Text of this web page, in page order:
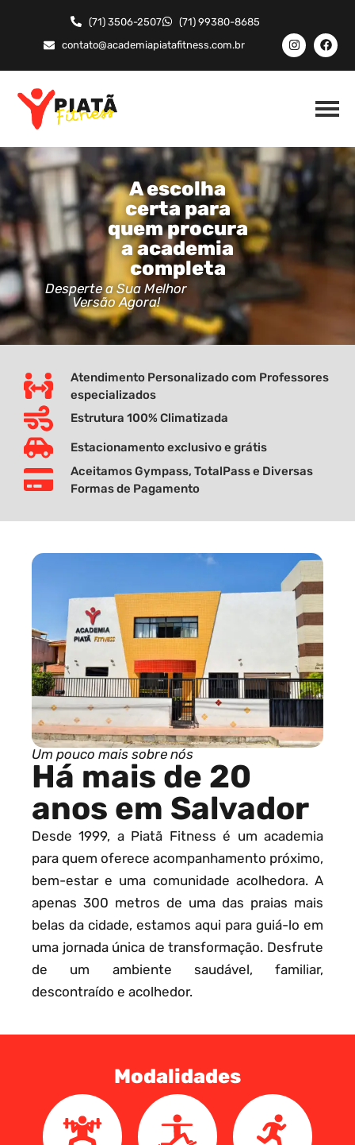
(71) 3506-2507
(71) 99380-8685
contato@academiapiatafitness.com.br
A escolha
certa para
quem procura
a academia
completa
Desperte a Sua Melhor
Versão Agora!
Atendimento Personalizado com Professores
especializados
Estrutura 100% Climatizada
Estacionamento exclusivo e grátis
Aceitamos Gympass, TotalPass e Diversas
Formas de Pagamento
Um pouco mais sobre nós
Há mais de 20
anos em Salvador
Desde 1999, a Piatã Fitness é um academia
para quem oferece acompanhamento próximo,
bem-estar e uma comunidade acolhedora. A
apenas 300 metros de uma das praias mais
belas da cidade, estamos aqui para guiá-lo em
uma jornada única de transformação. Desfrute
de um ambiente saudável, familiar,
descontraído e acolhedor.
Modalidades